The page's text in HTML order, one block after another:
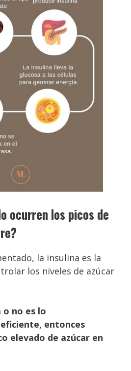
ocurren los picos de
la insulina es la
los niveles de azúcar
o no es lo
entonces
elevado de azúcar en